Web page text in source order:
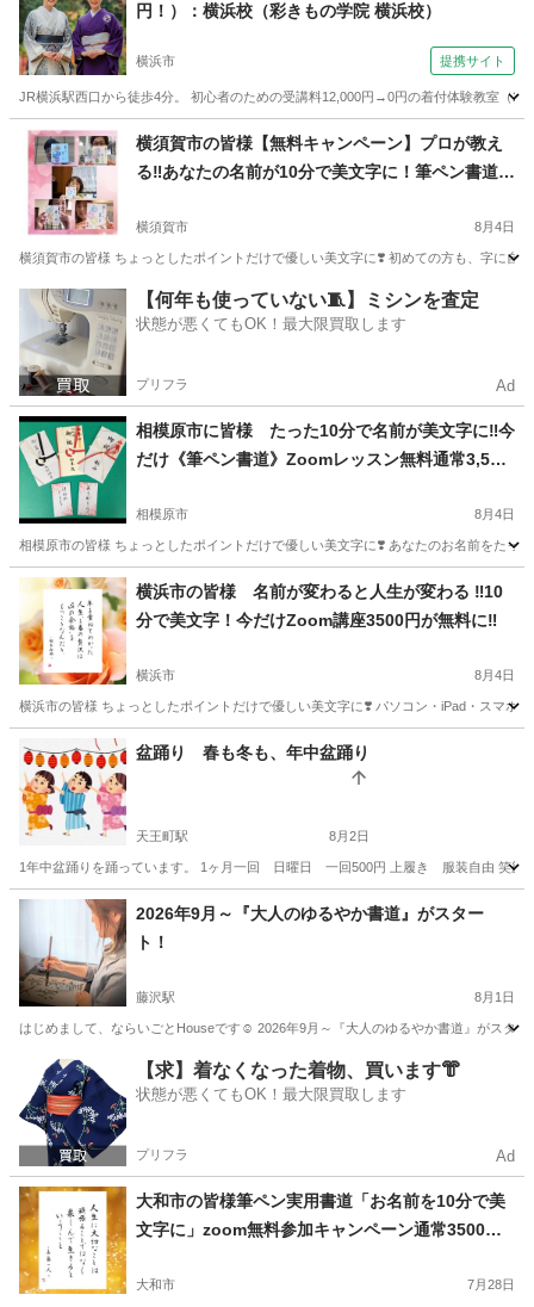
円！）：横浜校（彩きもの学院 横浜校）
横浜市 提携サイト
JR横浜駅西口から徒歩4分。 初心者のための受講料12,000円→0円の着付体験教室（2
神奈川 横浜市 着付け
横須賀市の皆様【無料キャンペーン】プロが教え
る‼️あなたの名前が10分で美文字に！筆ペン書道Z
横須賀市 8月4日
横須賀市の皆様 ちょっとしたポイントだけで優しい美文字に❣️ 初めての方も、字に自
神奈川 横須賀市 書道
【何年も使っていない🧵】ミシンを査定
状態が悪くてもOK！最大限買取します
プリフラ Ad
相模原市に皆様 たった10分で名前が美文字に‼️今
だけ《筆ペン書道》Zoomレッスン無料通常3,500
相模原市 8月4日
相模原市の皆様 ちょっとしたポイントだけで優しい美文字に❣️ あなたのお名前をたっ
神奈川 相模原市 書道 美文
横浜市の皆様 名前が変わると人生が変わる ‼️10
分で美文字！今だけZoom講座3500円が無料に‼️
横浜市 8月4日
横浜市の皆様 ちょっとしたポイントだけで優しい美文字に❣️ パソコン・iPad・スマホ
横浜市 書道 美文
盆踊り 春も冬も、年中盆踊り
天王町駅 8月2日
1年中盆踊りを踊っています。 1ヶ月一回 日曜日 一回500円 上履き 服装自由 笑顔
神奈川 横浜市 天王町駅 日本舞踊 盆踊り
2026年9月～『大人のゆるやか書道』がスター
ト！
藤沢駅 8月1日
はじめまして、ならいごとHouseです☺ 2026年9月～『大人のゆるやか書道』がスタ
神奈川 藤沢駅 日本文化 毛筆
【求】着なくなった着物、買います👘
状態が悪くてもOK！最大限買取します
プリフラ Ad
大和市の皆様筆ペン実用書道「お名前を10分で美
文字に」zoom無料参加キャンペーン通常3500円
大和市 7月28日